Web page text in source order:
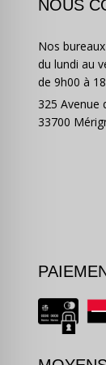
NOUS
Nos
du lundi au
de 9h00 à
325 Avenue
33700